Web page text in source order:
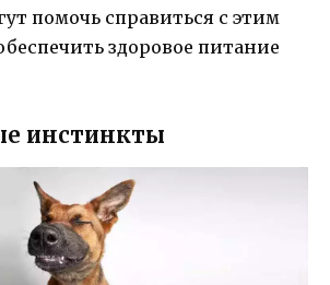
помочь справиться с этим
здоровое питание
инстинкты